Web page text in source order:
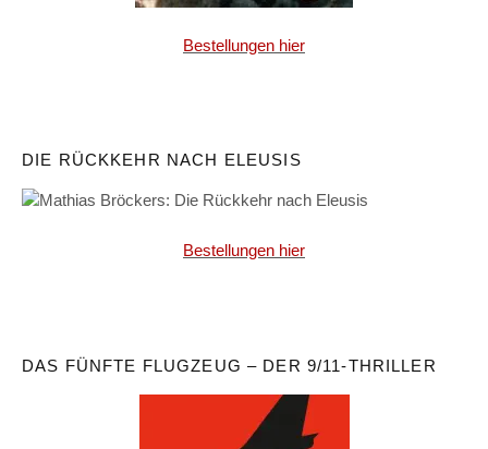
Bestellungen hier
DIE RÜCKKEHR NACH ELEUSIS
Bestellungen hier
DAS FÜNFTE FLUGZEUG – DER 9/11-THRILLER